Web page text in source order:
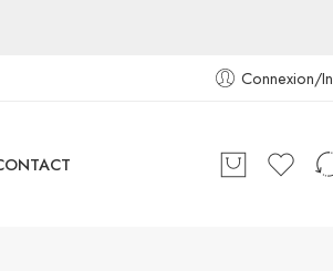
Connexion/